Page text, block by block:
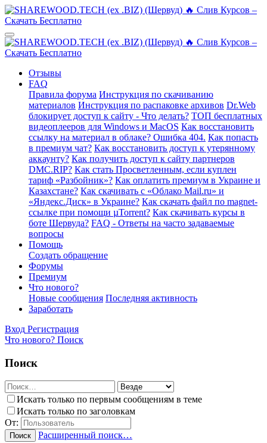
Отзывы
FAQ
Правила форума Инструкция по скачиванию
материалов Инструкция по распаковке архивов Dr.Web
блокирует доступ к сайту - Что делать? ТОП бесплатных
видеоплееров для Windows и MacOS Как восстановить
ссылку на материал в облаке? Ошибка 404. Как попасть
в премиум чат? Как восстановить доступ к утерянному
аккаунту? Как получить доступ к сайту партнеров
DMC.RIP? Как стать Просветленным, если куплен
тариф «Разбойник»? Как оплатить премиум в Украине и
Казахстане? Как скачивать с «Облако Mail.ru» и
«Яндекс.Диск» в Украине? Как скачать файл по magnet-
ссылке при помощи µTorrent? Как скачивать курсы в
боте Шервуда? FAQ - Ответы на часто задаваемые
вопросы
Помощь
Создать обращение
Форумы
Премиум
Что нового?
Новые сообщения Последняя активность
Заработать
Вход Регистрация
Что нового? Поиск
Поиск
Искать только по первым сообщениям в теме
Искать только по заголовкам
От:
Поиск
Расширенный поиск…